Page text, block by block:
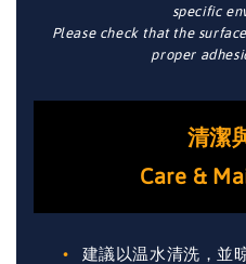
specific
Please check that the
proper
清潔
Care &
建議以温水清洗，並